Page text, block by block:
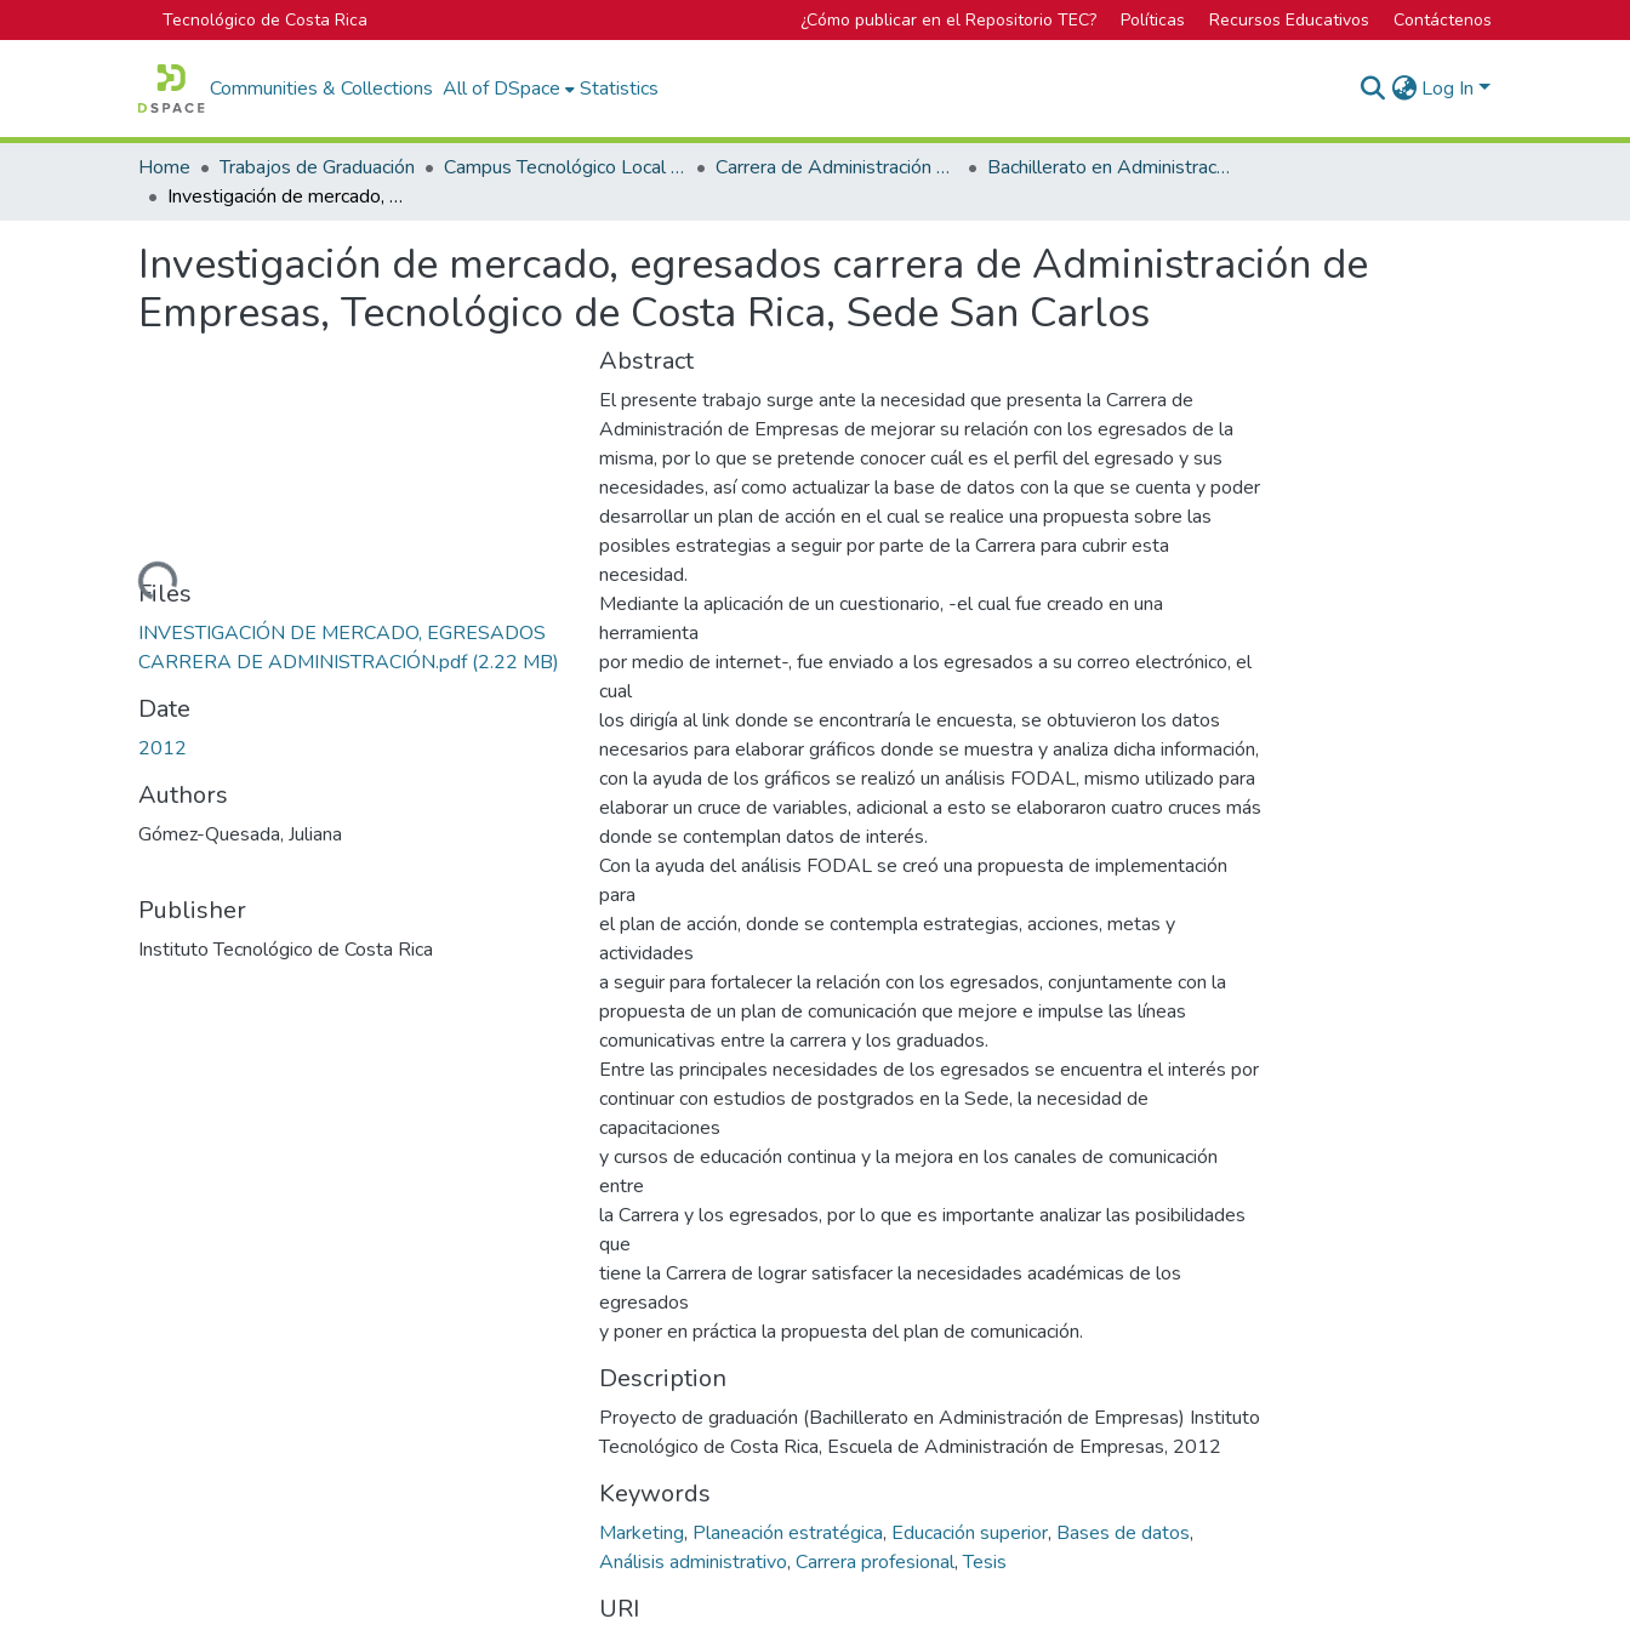
Tecnológico de Costa Rica ¿Cómo publicar en el Repositorio TEC? Políticas Recursos Educativos Contáctenos
Communities & Collections All of DSpace Statistics Log In
Home Trabajos de Graduación Campus Tecnológico Local San Carlos Carrera de Administración de Empresas
Bachillerato en Administración de Empresas
Investigación de mercado, egresados carrera de Administración de Empresas, Tecnológico de Costa Rica, Sede San Carlos
Investigación de mercado, egresados carrera de Administración de
Empresas, Tecnológico de Costa Rica, Sede San Carlos
Loading...
Files
INVESTIGACIÓN DE MERCADO, EGRESADOS
CARRERA DE ADMINISTRACIÓN.pdf(2.22 MB)
Date
2012
Authors
Gómez-Quesada, Juliana
Publisher
Instituto Tecnológico de Costa Rica
Abstract
El presente trabajo surge ante la necesidad que presenta la Carrera de
Administración de Empresas de mejorar su relación con los egresados de la
misma, por lo que se pretende conocer cuál es el perfil del egresado y sus
necesidades, así como actualizar la base de datos con la que se cuenta y poder
desarrollar un plan de acción en el cual se realice una propuesta sobre las
posibles estrategias a seguir por parte de la Carrera para cubrir esta
necesidad.
Mediante la aplicación de un cuestionario, -el cual fue creado en una
herramienta
por medio de internet-, fue enviado a los egresados a su correo electrónico, el
cual
los dirigía al link donde se encontraría le encuesta, se obtuvieron los datos
necesarios para elaborar gráficos donde se muestra y analiza dicha información,
con la ayuda de los gráficos se realizó un análisis FODAL, mismo utilizado para
elaborar un cruce de variables, adicional a esto se elaboraron cuatro cruces más
donde se contemplan datos de interés.
Con la ayuda del análisis FODAL se creó una propuesta de implementación
para
el plan de acción, donde se contempla estrategias, acciones, metas y
actividades
a seguir para fortalecer la relación con los egresados, conjuntamente con la
propuesta de un plan de comunicación que mejore e impulse las líneas
comunicativas entre la carrera y los graduados.
Entre las principales necesidades de los egresados se encuentra el interés por
continuar con estudios de postgrados en la Sede, la necesidad de
capacitaciones
y cursos de educación continua y la mejora en los canales de comunicación
entre
la Carrera y los egresados, por lo que es importante analizar las posibilidades
que
tiene la Carrera de lograr satisfacer la necesidades académicas de los
egresados
y poner en práctica la propuesta del plan de comunicación.
Description
Proyecto de graduación (Bachillerato en Administración de Empresas) Instituto
Tecnológico de Costa Rica, Escuela de Administración de Empresas, 2012
Keywords
Marketing, Planeación estratégica, Educación superior, Bases de datos,
Análisis administrativo, Carrera profesional,Tesis
URI